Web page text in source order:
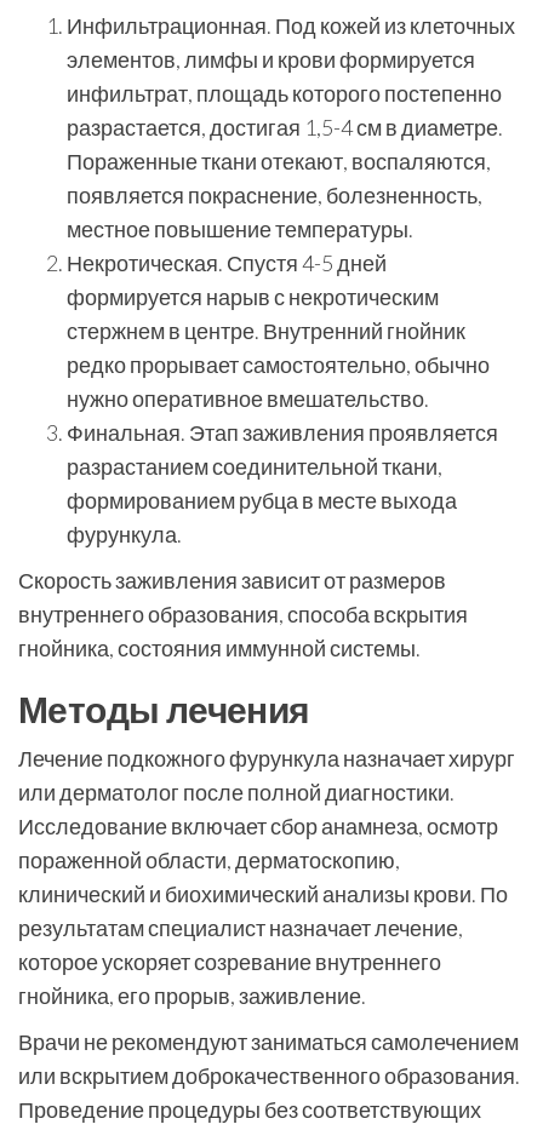
Инфильтрационная. Под кожей из клеточных
элементов, лимфы и крови формируется
инфильтрат, площадь которого постепенно
разрастается, достигая 1,5-4 см в диаметре.
Пораженные ткани отекают, воспаляются,
появляется покраснение, болезненность,
местное повышение температуры.
Некротическая. Спустя 4-5 дней
формируется нарыв с некротическим
стержнем в центре. Внутренний гнойник
редко прорывает самостоятельно, обычно
нужно оперативное вмешательство.
Финальная. Этап заживления проявляется
разрастанием соединительной ткани,
формированием рубца в месте выхода
фурункула.
Скорость заживления зависит от размеров
внутреннего образования, способа вскрытия
гнойника, состояния иммунной системы.
Методы лечения
Лечение подкожного фурункула назначает хирург
или дерматолог после полной диагностики.
Исследование включает сбор анамнеза, осмотр
пораженной области, дерматоскопию,
клинический и биохимический анализы крови. По
результатам специалист назначает лечение,
которое ускоряет созревание внутреннего
гнойника, его прорыв, заживление.
Врачи не рекомендуют заниматься самолечением
или вскрытием доброкачественного образования.
Проведение процедуры без соответствующих